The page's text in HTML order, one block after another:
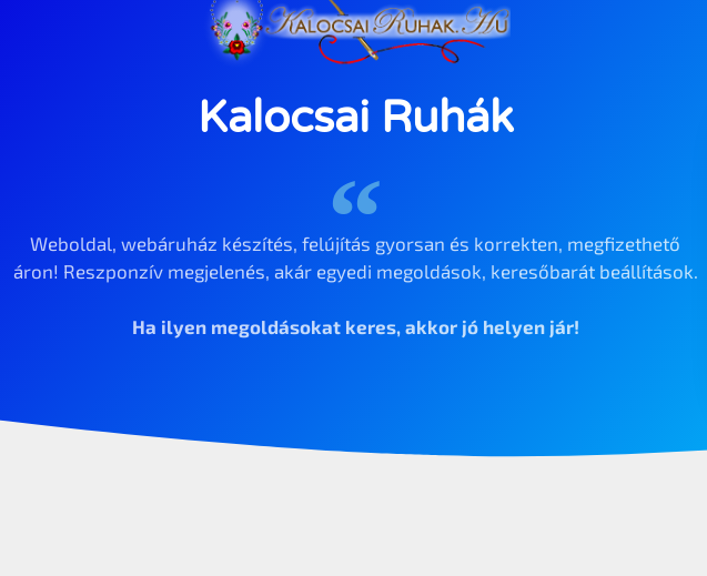
Kalocsai Ruhák
Weboldal, webáruház készítés, felújítás gyorsan és korrekten, megfizethető
áron! Reszponzív megjelenés, akár egyedi megoldások, keresőbarát beállítások.
Ha ilyen megoldásokat keres, akkor jó helyen jár!